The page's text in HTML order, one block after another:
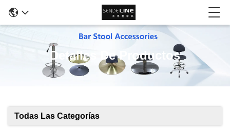
Detalles De Productos
Todas Las Categorías